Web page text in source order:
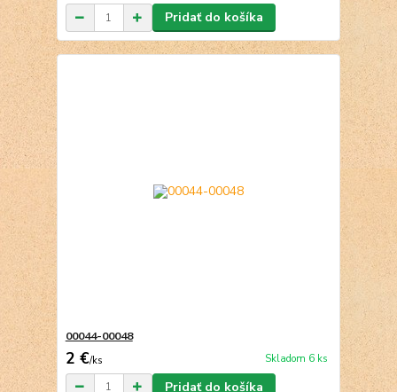
Pridať do košíka
00044-00048
2 €/ks Skladom 6 ks
Pridať do košíka